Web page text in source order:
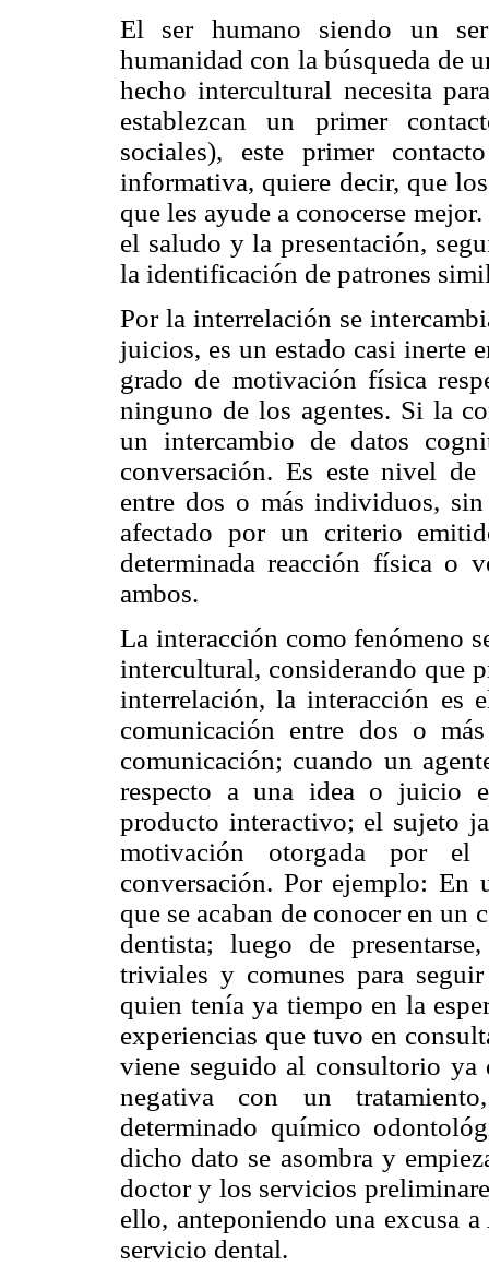
El ser humano siendo un
humanidad con la búsqueda de
hecho intercultural necesita
establezcan un primer
sociales), este primer
informativa, quiere decir, que
que les ayude a conocerse
el saludo y la presentación,
la identificación de patrones
Por la interrelación se
juicios, es un estado casi inerte
grado de motivación física
ninguno de los agentes. Si la
un intercambio de datos
conversación. Es este nivel
entre dos o más individuos,
afectado por un criterio
determinada reacción física o
ambos.
La interacción como fenómeno
intercultural, considerando que
interrelación, la interacción es
comunicación entre dos o
comunicación; cuando un
respecto a una idea o juicio
producto interactivo; el sujeto
motivación otorgada por
conversación. Por ejemplo: En
que se acaban de conocer en un
dentista; luego de
triviales y comunes para
quien tenía ya tiempo en la
experiencias que tuvo en
viene seguido al consultorio ya
negativa con un
determinado químico
dicho dato se asombra y
doctor y los servicios
ello, anteponiendo una excusa
servicio dental.